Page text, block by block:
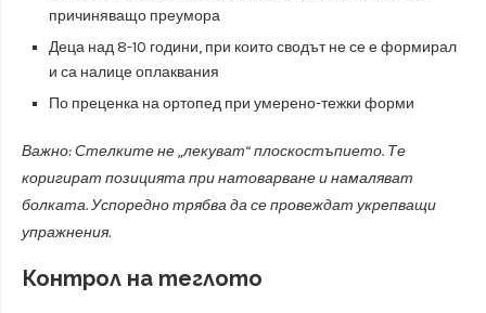
причиняващо преумора
Деца над 8-10 години, при които сводът не се е формирал
и са налице оплаквания
По преценка на ортопед при умерено-тежки форми
Важно: Стелките не „лекуват“ плоскостъпието. Те
коригират позицията при натоварване и намаляват
болката. Успоредно трябва да се провеждат укрепващи
упражнения.
Контрол на теглото